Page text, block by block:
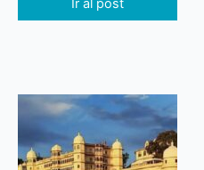
Ir al post